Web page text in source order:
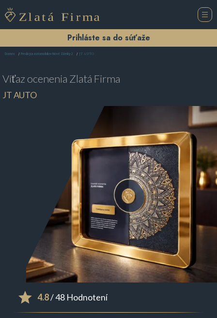
Prihláste sa do súťaže
Domov Predajca automobilov Nové Zámky 2 JT AUTO
Víťaz ocenenia Zlatá Firma
JT AUTO
4.8/ 48 Hodnotení